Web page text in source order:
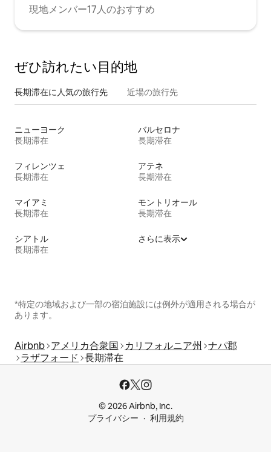
現地メンバー17人のおすすめ
ぜひ訪⁠れ⁠た⁠い目⁠的⁠地
長期滞在に人気の旅行先 近場の旅行先
ニューヨーク
長期滞在
バルセロナ
長期滞在
フィレンツェ
長期滞在
アテネ
長期滞在
マイアミ
長期滞在
モントリオール
長期滞在
シアトル
長期滞在
さらに表示
*特定の地域および一部の宿泊施設には例外が適用される場合が
あります。
Airbnb アメリカ合衆国 カリフォルニア州
ナパ郡
ラザフォード 長期滞在
© 2026 Airbnb, Inc.
プライバシー
利用規約